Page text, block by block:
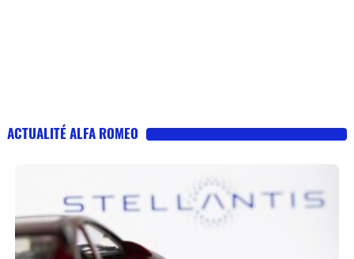
ACTUALITÉ ALFA ROMEO